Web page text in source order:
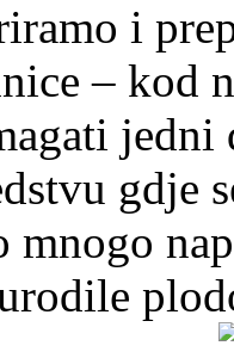
i
– kod
gdje
mnogo